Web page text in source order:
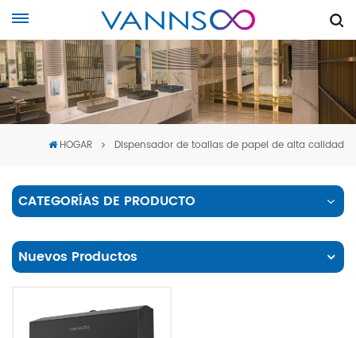
HOGAR Dispensador de toallas de papel de alta calidad
CATEGORÍAS DE PRODUCTO
Nuevos Productos